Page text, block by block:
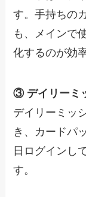
す。手持ちの
も、メインで
化するのが効
③ デイリーミ
デイリーミッ
き、カードパ
日ログインし
す。